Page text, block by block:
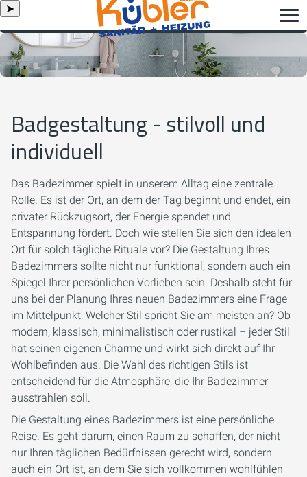
➤
Badgestaltung - stilvoll und
individuell
Das Badezimmer spielt in unserem Alltag eine zentrale
Rolle. Es ist der Ort, an dem der Tag beginnt und endet, ein
privater Rückzugsort, der Energie spendet und
Entspannung fördert. Doch wie stellen Sie sich den idealen
Ort für solch tägliche Rituale vor? Die Gestaltung Ihres
Badezimmers sollte nicht nur funktional, sondern auch ein
Spiegel Ihrer persönlichen Vorlieben sein. Deshalb steht für
uns bei der Planung Ihres neuen Badezimmers eine Frage
im Mittelpunkt: Welcher Stil spricht Sie am meisten an? Ob
modern, klassisch, minimalistisch oder rustikal – jeder Stil
hat seinen eigenen Charme und wirkt sich direkt auf Ihr
Wohlbefinden aus. Die Wahl des richtigen Stils ist
entscheidend für die Atmosphäre, die Ihr Badezimmer
ausstrahlen soll.
Die Gestaltung eines Badezimmers ist eine persönliche
Reise. Es geht darum, einen Raum zu schaffen, der nicht
nur Ihren täglichen Bedürfnissen gerecht wird, sondern
auch ein Ort ist, an dem Sie sich vollkommen wohlfühlen